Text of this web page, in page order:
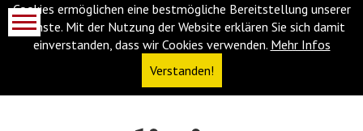
Cookies ermöglichen eine bestmögliche Bereitstellung unserer
Dienste. Mit der Nutzung der Website erklären Sie sich damit
einverstanden, dass wir Cookies verwenden. Mehr Infos
Verstanden!